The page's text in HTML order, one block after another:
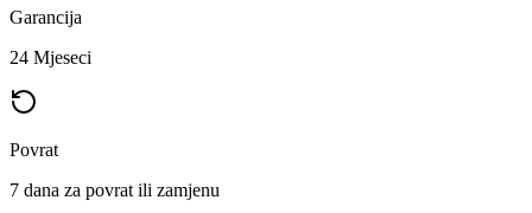
Garancija
24 Mjeseci
Povrat
7 dana za povrat ili zamjenu